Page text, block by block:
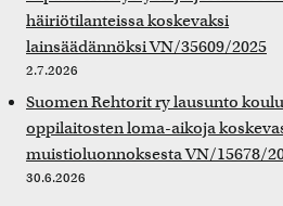
häiriötilanteissa koskevaksi
lainsäädännöksi VN/35609/2025
2.7.2026
Suomen Rehtorit ry lausunto
oppilaitosten loma-aikoja
muistioluonnoksesta VN/15678/
30.6.2026